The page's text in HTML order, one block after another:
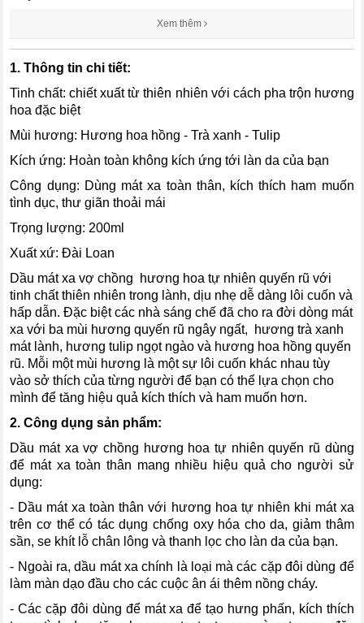
Xem thêm
1. Thông tin chi tiết:
Tinh chất: chiết xuất từ thiên nhiên với cách pha trộn hương
hoa đặc biệt
Mùi hương: Hương hoa hồng - Trà xanh - Tulip
Kích ứng: Hoàn toàn không kích ứng tới làn da của bạn
Công dụng: Dùng mát xa toàn thân, kích thích ham muốn
tình dục, thư giãn thoải mái
Trọng lượng: 200ml
Xuất xứ: Đài Loan
Dầu mát xa vợ chồng hương hoa tự nhiên quyến rũ với
tinh chất thiên nhiên trong lành, dịu nhẹ dễ dàng lôi cuốn và
hấp dẫn. Đặc biệt các nhà sáng chế đã cho ra đời dòng mát
xa với ba mùi hương quyến rũ ngây ngất, hương trà xanh
mát lành, hương tulip ngọt ngào và hương hoa hồng quyến
rũ. Mỗi một mùi hương là một sự lôi cuốn khác nhau tùy
vào sở thích của từng người để bạn có thể lựa chọn cho
mình để tăng hiệu quả kích thích và ham muốn hơn.
2. Công dụng sản phẩm:
Dầu mát xa vợ chồng hương hoa tự nhiên quyến rũ dùng
để mát xa toàn thân mang nhiều hiệu quả cho người sử
dụng:
- Dầu mát xa toàn thân với hương hoa tự nhiên khi mát xa
trên cơ thể có tác dụng chống oxy hóa cho da, giảm thâm
sần, se khít lỗ chân lông và thanh lọc cho làn da của bạn.
- Ngoài ra, dầu mát xa chính là loại mà các cặp đôi dùng để
làm màn dạo đầu cho các cuộc ân ái thêm nồng cháy.
- Các cặp đôi dùng để mát xa để tạo hưng phấn, kích thích